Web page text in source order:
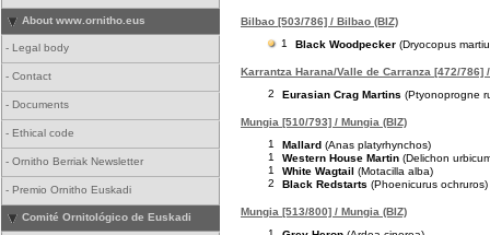
About www.ornitho.eus
- Legal body
- Contact
- Documents
- Ethical code
- Ornitho Berriak Newsletter
- Premio Ornitho Euskadi
Comité Ornitológico de Euskadi
Bilbao [503/786] / Bilbao (BIZ)
1
Black Woodpecker (Dryocopus
Karrantza Harana/Valle de Carranza [472/786]
2
Eurasian Crag Martins (Ptyonoprogne
Mungia [510/793] / Mungia (BIZ)
1
Mallard (Anas platyrhynchos)
1
Western House Martin (Delichon
1
White Wagtail (Motacilla alba)
2
Black Redstarts (Phoenicurus ochruros)
Mungia [513/800] / Mungia (BIZ)